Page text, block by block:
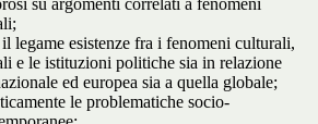
su argomenti correlati a fenomeni
legame esistenze fra i fenomeni culturali,
e le istituzioni politiche sia in relazione
ed europea sia a quella globale;
le problematiche socio-